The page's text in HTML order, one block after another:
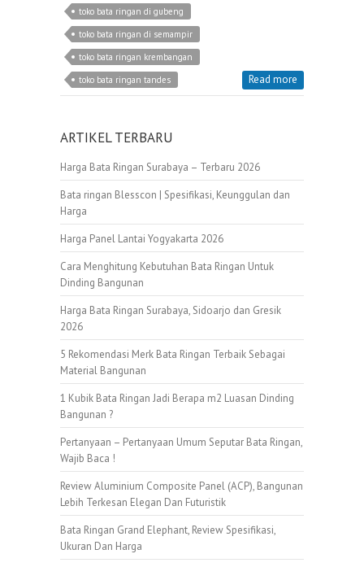
toko bata ringan di gubeng
toko bata ringan di semampir
toko bata ringan krembangan
toko bata ringan tandes
Read more
ARTIKEL TERBARU
Harga Bata Ringan Surabaya – Terbaru 2026
Bata ringan Blesscon | Spesifikasi, Keunggulan dan
Harga
Harga Panel Lantai Yogyakarta 2026
Cara Menghitung Kebutuhan Bata Ringan Untuk
Dinding Bangunan
Harga Bata Ringan Surabaya, Sidoarjo dan Gresik
2026
5 Rekomendasi Merk Bata Ringan Terbaik Sebagai
Material Bangunan
1 Kubik Bata Ringan Jadi Berapa m2 Luasan Dinding
Bangunan ?
Pertanyaan – Pertanyaan Umum Seputar Bata Ringan,
Wajib Baca !
Review Aluminium Composite Panel (ACP), Bangunan
Lebih Terkesan Elegan Dan Futuristik
Bata Ringan Grand Elephant, Review Spesifikasi,
Ukuran Dan Harga